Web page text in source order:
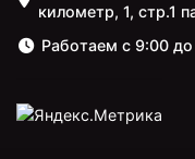
километр, 1, стр.1
Работаем с 9:00